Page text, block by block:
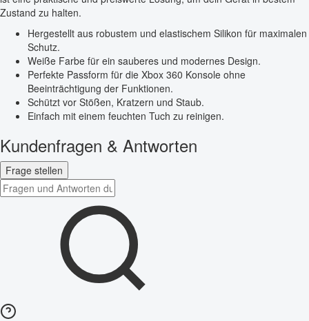
Zustand zu halten.
Hergestellt aus robustem und elastischem Silikon für maximalen
Schutz.
Weiße Farbe für ein sauberes und modernes Design.
Perfekte Passform für die Xbox 360 Konsole ohne
Beeinträchtigung der Funktionen.
Schützt vor Stößen, Kratzern und Staub.
Einfach mit einem feuchten Tuch zu reinigen.
Kundenfragen & Antworten
Frage stellen